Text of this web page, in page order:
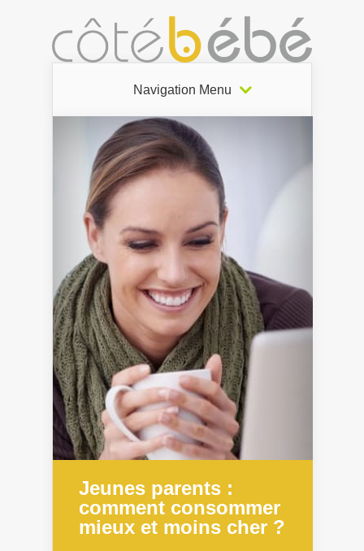
Navigation Menu
Jeunes parents :
comment consommer
mieux et moins cher ?